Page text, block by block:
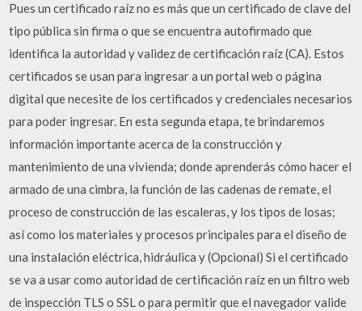
Pues un certificado raíz no es más que un certificado de clave del
tipo pública sin firma o que se encuentra autofirmado que
identifica la autoridad y validez de certificación raíz (CA). Estos
certificados se usan para ingresar a un portal web o página
digital que necesite de los certificados y credenciales necesarios
para poder ingresar. En esta segunda etapa, te brindaremos
información importante acerca de la construcción y
mantenimiento de una vivienda; donde aprenderás cómo hacer el
armado de una cimbra, la función de las cadenas de remate, el
proceso de construcción de las escaleras, y los tipos de losas;
así como los materiales y procesos principales para el diseño de
una instalación eléctrica, hidráulica y (Opcional) Si el certificado
se va a usar como autoridad de certificación raíz en un filtro web
de inspección TLS o SSL o para permitir que el navegador valide